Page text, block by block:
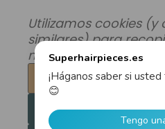
Envíos, Devoluciones y
Términos y
Utilizamos cookies
similares) para
mejorar su